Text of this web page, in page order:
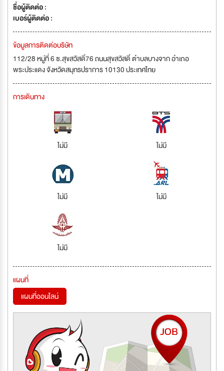
ชื่อผู้ติดต่อ :
เบอร์ผู้ติดต่อ :
ข้อมูลการติดต่อบริษัท
112/28 หมู่ที่ 6 ซ.สุขสวัสดิ์76 ถนนสุขสวัสดิ์ ตำบลบางจาก อำเภอ
พระประแดง จังหวัดสมุทรปราการ 10130 ประเทศไทย
การเดินทาง
ไม่มี ไม่มี
ไม่มี ไม่มี
ไม่มี
แผนที่
แผนที่ออนไลน์